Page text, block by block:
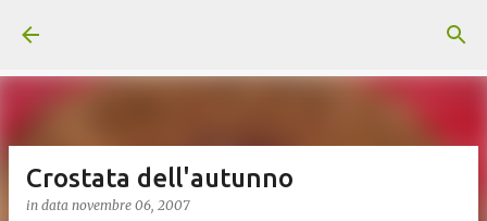
Crostata dell'autunno
in data novembre 06, 2007